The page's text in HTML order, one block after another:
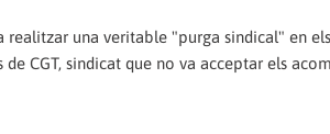
realitzar una veritable "purga sindical" en
CGT, sindicat que no va acceptar els